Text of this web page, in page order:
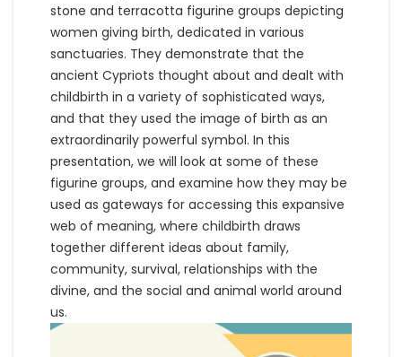
stone and terracotta figurine groups depicting
women giving birth, dedicated in various
sanctuaries. They demonstrate that the
ancient Cypriots thought about and dealt with
childbirth in a variety of sophisticated ways,
and that they used the image of birth as an
extraordinarily powerful symbol. In this
presentation, we will look at some of these
figurine groups, and examine how they may be
used as gateways for accessing this expansive
web of meaning, where childbirth draws
together different ideas about family,
community, survival, relationships with the
divine, and the social and animal world around
us.